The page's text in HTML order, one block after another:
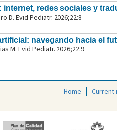
: internet, redes sociales y
D. Evid Pediatr. 2026;22:8
navegando hacia el
M. Evid Pediatr. 2026;22:9
Home Current